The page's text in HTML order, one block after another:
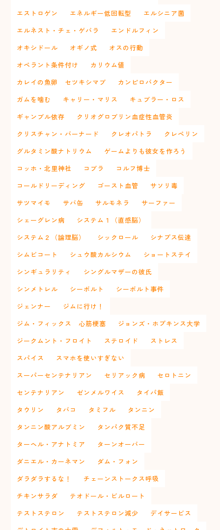
エストロゲン
エネルギー低回転型
エルシニア菌
エルネスト・チェ・ゲバラ
エンドルフィン
オキシドール
オギノ式
オスの行動
オペラント条件付け
カリウム値
カレイの魚卵 セツキシマブ
カンピロバクター
ガムを噛む
キャリー・マリス
キュブラー・ロス
ギャンブル依存
クリオグロブリン血症性血管炎
クリスチャン・バーナード
クレオパトラ
クレペリン
グルタミン酸ナトリウム
ゲームよりも彼女を作ろう
コッホ・北里神社
コブラ
コルフ博士
コールドリーディング
ゴースト血管
サソリ毒
サツマイモ
サバ缶 サルモネラ
サーファー
シェーグレン病
システム１（直感脳）
システム２（論理脳）
シックロール
シナプス伝達
シムビコート
シュウ酸カルシウム
ショートステイ
シンギュラリティ
シングルマザーの彼氏
シンメトレル
シーボルト
シーボルト事件
ジェンナー
ジムに行け！
ジム・フィックス 心筋梗塞
ジョンズ・ホプキンス大学
ジークムント・フロイト
ステロイド
ストレス
スパイス
スマホを使いすぎない
スーパーセンテナリアン
セリアック病
セロトニン
センテナリアン
ゼンメルワイス
タイパ飯
タウリン
タバコ タミフル
タンニン
タンニン酸アルブミン
タンパク質不足
ターヘル・アナトミア
ターンオーバー
ダニエル・カーネマン
ダム・フォン
ダラダラするな！
チェーンストークス呼吸
チキンサラダ
テオドール・ビルロート
テストステロン
テストステロン減少
デイサービス